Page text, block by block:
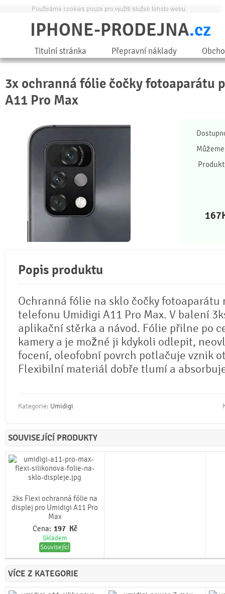
IPHONE-PRODEJNA.cz
Titulní stránka Přepravní náklady
3x ochranná fólie čočky fotoaparátu
A11 Pro Max
167
Popis produktu
Ochranná fólie na sklo čočky fotoaparátu
telefonu Umidigi A11 Pro Max. V balení
aplikační stěrka a návod. Fólie přilne po
kamery a je možné ji kdykoli odlepit,
focení, oleofobní povrch potlačuje vznik
Flexibilní materiál dobře tlumí a
Kategorie: Umidigi
SOUVISEJÍCÍ PRODUKTY
2ks Flexi ochranná fólie na
displej pro Umidigi A11 Pro
Max
Cena: 197 Kč
Skladem
Související
VÍCE Z KATEGORIE